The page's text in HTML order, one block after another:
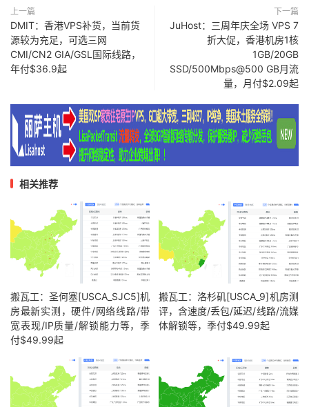
上一篇
DMIT：香港VPS补货，当前货
源较为充足，可选三网
CMI/CN2 GIA/GSL国际线路，
年付$36.9起
下一篇
JuHost：三周年庆全场 VPS 7
折大促，香港机房1核
1GB/20GB
SSD/500Mbps@500 GB月流
量，月付$2.09起
相关推荐
搬瓦工：圣何塞[USCA_SJC5]机
房最新实测，硬件/网络线路/带
宽表现/IP质量/解锁能力等，季
付$49.99起
搬瓦工：洛杉矶[USCA_9]机房测
评，含速度/丢包/延迟/线路/流媒
体解锁等，季付$49.99起